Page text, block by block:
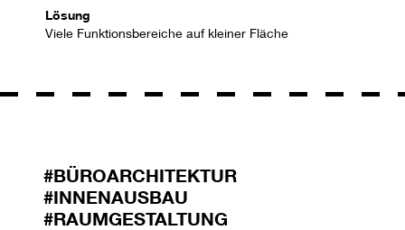
Lösung
Viele Funktionsbereiche auf kleiner Fläche
#BÜROARCHITEKTUR
#INNENAUSBAU
#RAUMGESTALTUNG